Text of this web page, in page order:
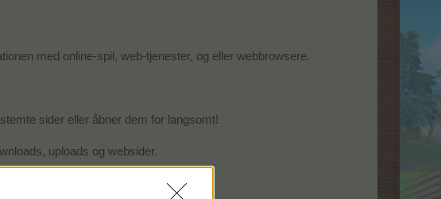
med online-spil, web-tjenester, og eller webbrowsere.
sider eller åbner dem for langsomt!
uploads og websider.